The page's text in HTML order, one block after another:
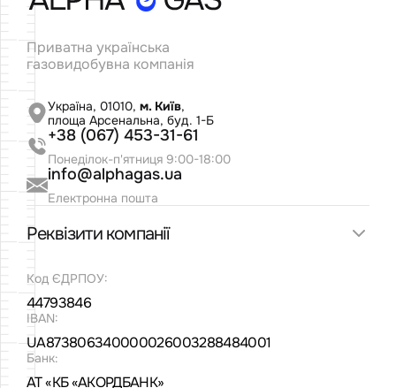
Українські підрядники залучені до процесу
буріння 3-4 нових свердловин на Альфа
Газ: розвиток вітчизняного
25.5.2023
Освоєння нових ділянок і розвиток
науково-технологічних партнерств
Альфагаз
Новини газовидобувної галузі в Україні:
Приватна українська
газовидобувна компанія
Україна, 01010,м. Київ,
площа Арсенальна, буд. 1-Б
+38 (067) 453-31-61
Понеділок-п'ятниця 9:00-18:00
info@alphagas.ua
Електронна пошта
Реквізити компанії
Код ЄДРПОУ:
44793846
IBAN:
UA873806340000026003288484001
Банк:
АТ «КБ «АКОРДБАНК»